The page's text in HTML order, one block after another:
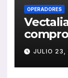
OPERADORES
de RSC
JULIO 23,